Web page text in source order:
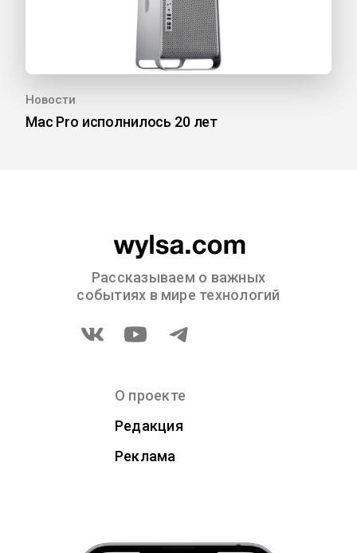
Новости
Mac Pro исполнилось 20 лет
Рассказываем о важных
событиях в мире технологий
О проекте
Редакция
Реклама